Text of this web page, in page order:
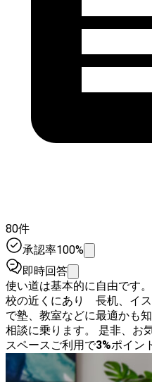
80件
承認率100%
即時回答
使い道は基本的に自由です
校の近くにあり 長机、イ
で塾、教室などに最適かも
相談に乗ります。 是非、お
スペースご利用で3%ポイン